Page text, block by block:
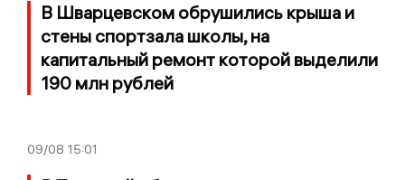
В Шварцевском обрушились крыша и
стены спортзала школы, на
капитальный ремонт которой выделили
190 млн рублей
09/08 15:01